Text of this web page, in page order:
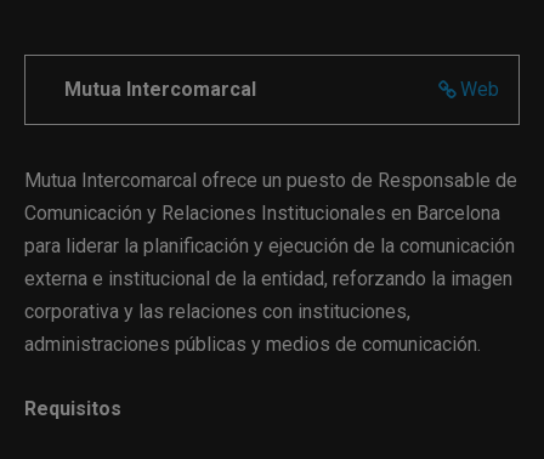
Web
Mutua Intercomarcal
Mutua Intercomarcal ofrece un puesto de Responsable de
Comunicación y Relaciones Institucionales en Barcelona
para liderar la planificación y ejecución de la comunicación
externa e institucional de la entidad, reforzando la imagen
corporativa y las relaciones con instituciones,
administraciones públicas y medios de comunicación.
Requisitos